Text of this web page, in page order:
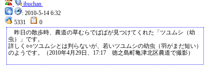
ibuchan
: 2010-5-14 6:32
5331
0
昨日の散歩時、農道の草むらでばばが見つけてくれた「ツユムシ（幼
虫）」です。
詳しく○○ツユムシとは判らないが、若いツユムシの幼虫（羽がまだ短い）
のようです。（2010年4月29日、17:17 徳之島町亀津北区農道で撮影）